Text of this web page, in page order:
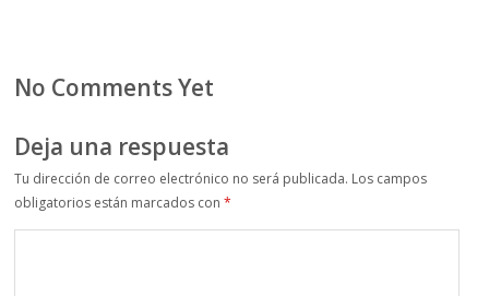
No Comments Yet
Deja una respuesta
Tu dirección de correo electrónico no será publicada. Los campos
obligatorios están marcados con*